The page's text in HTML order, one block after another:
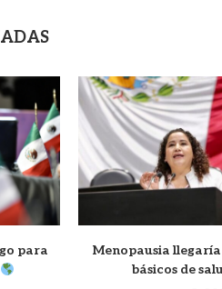
para
Menopausia
básicos de